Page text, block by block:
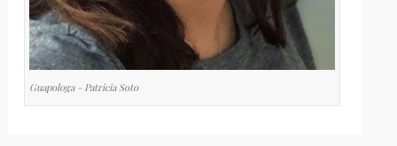
Guapologa - Patricia Soto